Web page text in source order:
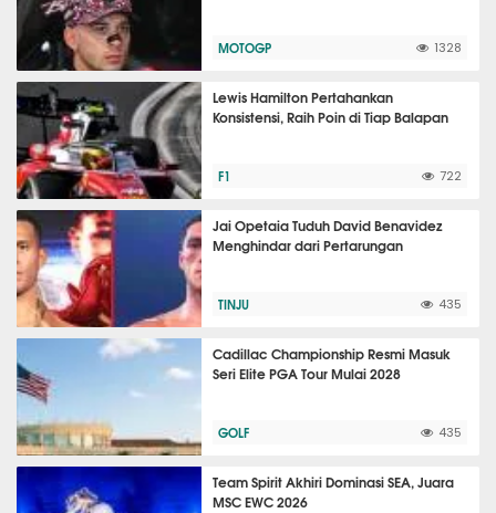
MOTOGP 1328
Lewis Hamilton Pertahankan
Konsistensi, Raih Poin di Tiap Balapan
F1 722
Jai Opetaia Tuduh David Benavidez
Menghindar dari Pertarungan
TINJU 435
Cadillac Championship Resmi Masuk
Seri Elite PGA Tour Mulai 2028
GOLF 435
Team Spirit Akhiri Dominasi SEA, Juara
MSC EWC 2026